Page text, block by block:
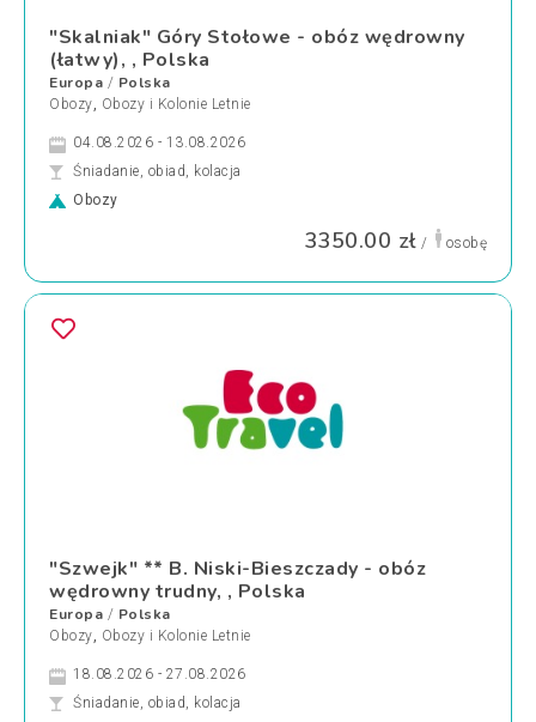
"Skalniak" Góry Stołowe - obóz wędrowny
(łatwy), , Polska
Europa / Polska
Obozy, Obozy i Kolonie Letnie
04.08.2026 - 13.08.2026
Śniadanie, obiad, kolacja
Obozy
3350.00 zł / osobę
"Szwejk" ** B. Niski-Bieszczady - obóz
wędrowny trudny, , Polska
Europa / Polska
Obozy, Obozy i Kolonie Letnie
18.08.2026 - 27.08.2026
Śniadanie, obiad, kolacja